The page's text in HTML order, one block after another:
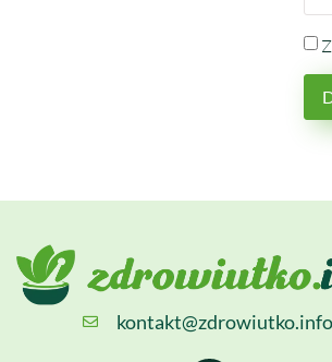
kontakt@zdrowiutko.info